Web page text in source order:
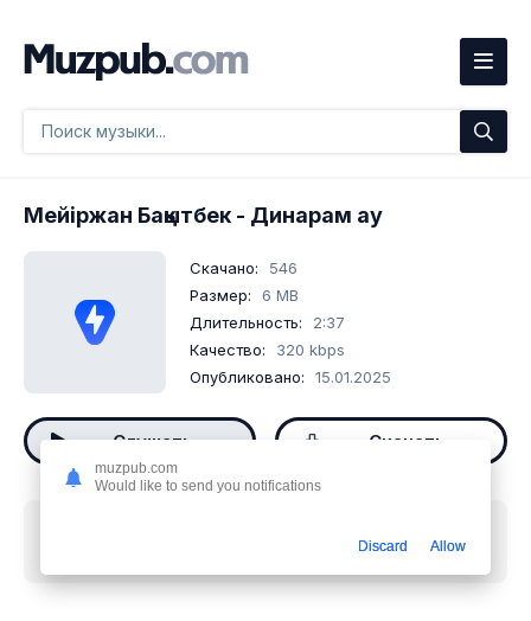
Мейіржан Бақытбек - Динарам ау
Скачано:
546
Размер:
6 MB
Длительность:
2:37
Качество:
320 kbps
Опубликовано:
15.01.2025
Слушать Скачать
muzpub.com
Would like to send you notifications
Discard Allow